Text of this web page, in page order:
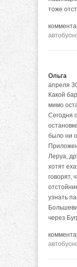
тоже
Ольга
апреля
Какой
мимо
Сегодня
было ни
Леруа,
хотят
говорят,
узнать
через